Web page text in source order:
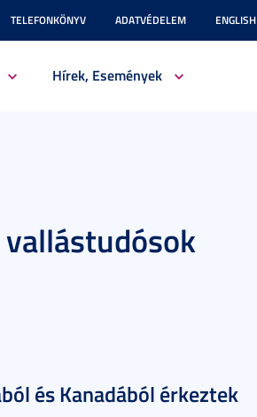
TELEFONKÖNYV ADATVÉDELEM ENGLISH
Hírek, Események
és Kanadából érkeztek